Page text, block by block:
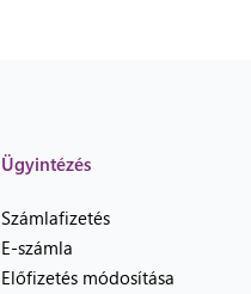
Ügyintézés
Számlafizetés
E-számla
Előfizetés módosítása